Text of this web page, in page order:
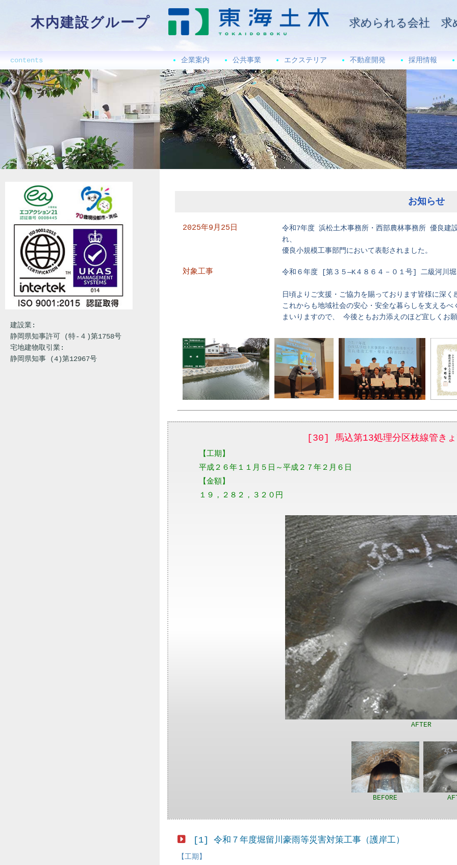
木内建設グループ 求められる会社 求
contents 企業案内 公共事業 エクステリア 不動産開発 採用情報
建設業:
静岡県知事許可 (特-４)第1758号
宅地建物取引業:
静岡県知事 (4)第12967号
お知らせ
2025年9月25日
令和7年度 浜松土木事務所・西部農林事務所 優良建
れ、
優良小規模工事部門において表彰されました。
対象工事 令和６年度 [第３５―K４８６４－０１号] 二級河川
日頃よりご支援・ご協力を賜っております皆様に深く
これからも地域社会の安心・安全な暮らしを支える
まいりますので、 今後ともお力添えのほど宜しくお
[30] 馬込第13処理分区枝線管き
【工期】
平成２６年１１月５日～平成２７年２月６日
【金額】
１９，２８２，３２０円
AFTER
BEFORE
[1] 令和７年度堀留川豪雨等災害対策工事（護岸工）
【工期】